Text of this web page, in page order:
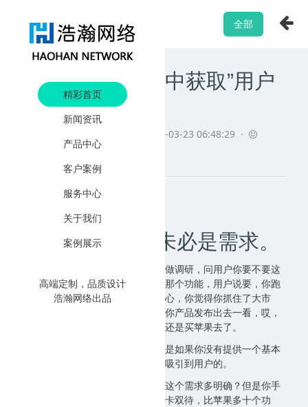
精彩首页
新闻资讯
产品中心
客户案例
服务中心
关于我们
案例展示
高端定制，品质设计
浩瀚网络出品
全部
互联网产品运营中获取”用户
需求”的五大
2021-03-23 06:48:29 ·
1、用户想要的未必是需求。
你设计一个手机，你跑去追着用户做调研，问用户你要不要这
个功能，用户说要，你说你要不要那个功能，用户说要，你跑
去推销功能，用户都说好，你很开心，你觉得你抓住了大市
场，超越对手成为霸主指日可待，你产品发布出去一看，哎，
说好的这也要那也要的，怎么用户还是买苹果去了。
用户当然喜欢锦上添花的东西，但是如果你没有提供一个基本
的让用户满意的产品，那些花不会吸引到用户的。
苹果到现在都没有双卡双待，你说这个需求多明确？但是你手
机做不到苹果那样好，你说你有双卡双待，比苹果多十个功